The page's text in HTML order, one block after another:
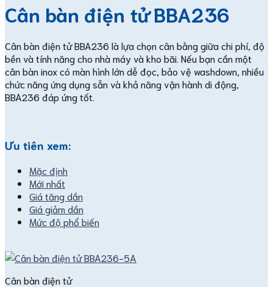
Cân bàn điện tử BBA236
Cân bàn điện tử BBA236 là lựa chọn cân bằng giữa chi phí, độ
bền và tính năng cho nhà máy và kho bãi. Nếu bạn cần một
cân bàn inox có màn hình lớn dễ đọc, bảo vệ washdown, nhiều
chức năng ứng dụng sẵn và khả năng vận hành di động,
BBA236 đáp ứng tốt.
Ưu tiên xem:
Mặc định
Mới nhất
Giá tăng dần
Giá giảm dần
Mức độ phổ biến
Cân bàn điện tử